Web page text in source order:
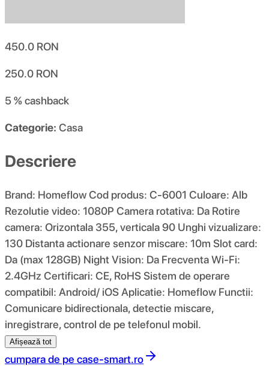
450.0 RON
250.0 RON
5 %cashback
Categorie: Casa
Descriere
Brand: Homeflow Cod produs: C-6001 Culoare: Alb
Rezolutie video: 1080P Camera rotativa: Da Rotire
camera: Orizontala 355, verticala 90 Unghi vizualizare:
130 Distanta actionare senzor miscare: 10m Slot card:
Da (max 128GB) Night Vision: Da Frecventa Wi-Fi:
2.4GHz Certificari: CE, RoHS Sistem de operare
compatibil: Android/ iOS Aplicatie: Homeflow Functii:
Comunicare bidirectionala, detectie miscare,
inregistrare, control de pe telefonul mobil.
Afișează tot
cumpara de pe case-smart.ro